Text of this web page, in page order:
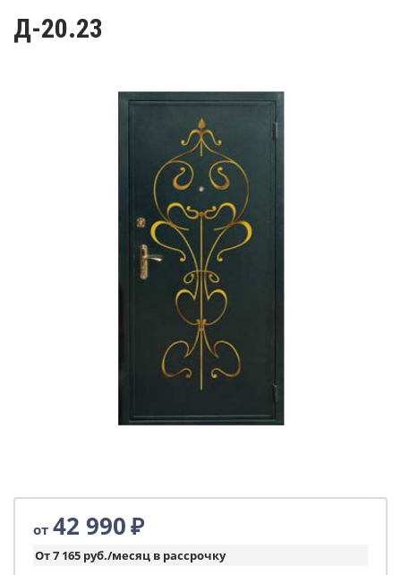
Д-20.23
от 42 990₽
От 7 165 руб./месяц в рассрочку